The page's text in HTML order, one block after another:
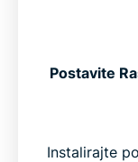
Postavite
Instalirajte